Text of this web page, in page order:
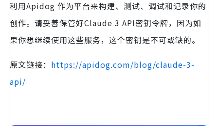
利用Apidog 作为平台来构建、测试、调试和记录你的
创作。请妥善保管好Claude 3 API密钥令牌，因为如
果你想继续使用这些服务，这个密钥是不可或缺的。
原文链接： https://apidog.com/blog/claude-3-
api/